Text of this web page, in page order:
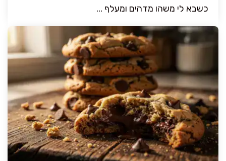
כשבא לי משהו מדהים ומעלף ...